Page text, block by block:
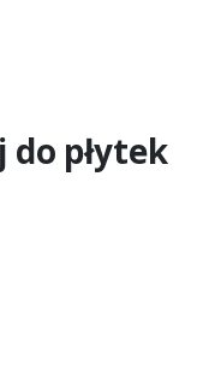
do płytek